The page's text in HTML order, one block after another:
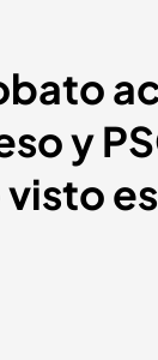
y
visto